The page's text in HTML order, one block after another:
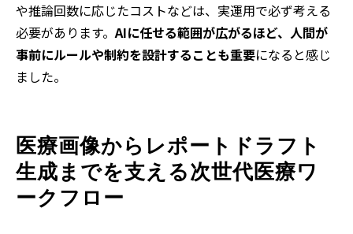
や推論回数に応じたコストなどは、実運用で必ず考える
必要があります。AIに任せる範囲が広がるほど、人間が
事前にルールや制約を設計することも重要になると感じ
ました。
医療画像からレポートドラフト
生成までを支える次世代医療ワ
ークフロー